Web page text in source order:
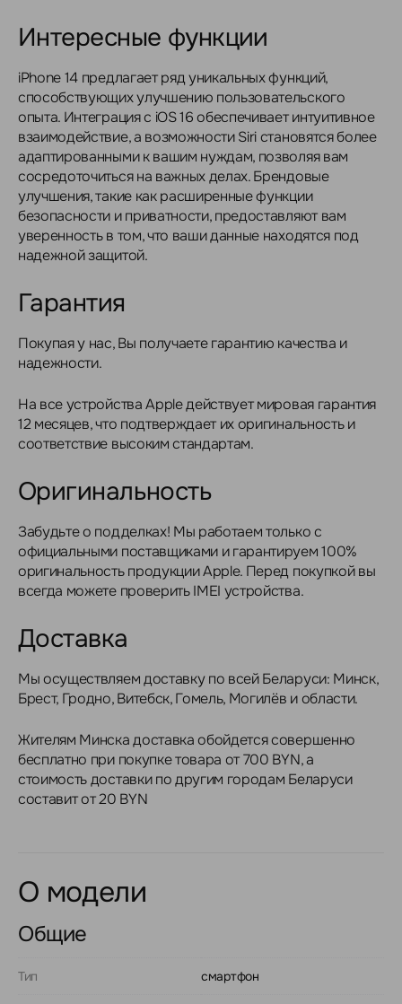
Интересные функции
iPhone 14 предлагает ряд уникальных функций,
способствующих улучшению пользовательского
опыта. Интеграция с iOS 16 обеспечивает интуитивное
взаимодействие, а возможности Siri становятся более
адаптированными к вашим нуждам, позволяя вам
сосредоточиться на важных делах. Брендовые
улучшения, такие как расширенные функции
безопасности и приватности, предоставляют вам
уверенность в том, что ваши данные находятся под
надежной защитой.
Гарантия
Покупая у нас, Вы получаете гарантию качества и
надежности.
На все устройства Apple действует мировая гарантия
12 месяцев, что подтверждает их оригинальность и
соответствие высоким стандартам.
Оригинальность
Забудьте о подделках! Мы работаем только с
официальными поставщиками и гарантируем 100%
оригинальность продукции Apple. Перед покупкой вы
всегда можете проверить IMEI устройства.
Доставка
Мы осуществляем доставку по всей Беларуси: Минск,
Брест, Гродно, Витебск, Гомель, Могилёв и области.
Жителям Минска доставка обойдется совершенно
бесплатно при покупке товара от 700 BYN, а
стоимость доставки по другим городам Беларуси
составит от 20 BYN
О модели
Общие
Тип смартфон